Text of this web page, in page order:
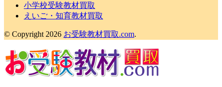
小学校受験教材買取
えいご・知育教材買取
© Copyright 2026 お受験教材買取.com.